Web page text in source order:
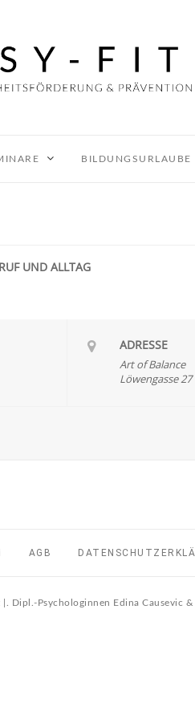
BILDUNGSURLAUBE
UND ALLTAG
ADRESSE
Art of Balance
Löwengasse 27
AGB
Dipl.-Psychologinnen Edina Causevic &